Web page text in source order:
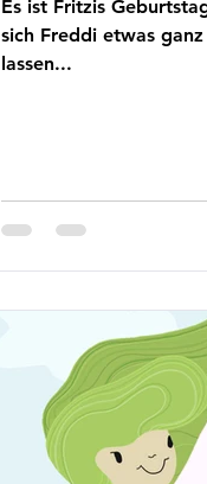
Es ist Fritzis
sich Freddi etwas ganz
lassen...